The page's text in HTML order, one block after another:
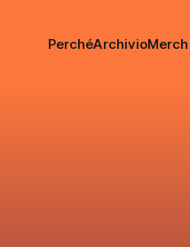
PerchéArchivioMerch